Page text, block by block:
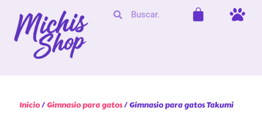
Inicio/Gimnasio para gatos/ Gimnasio para gatos Takumi